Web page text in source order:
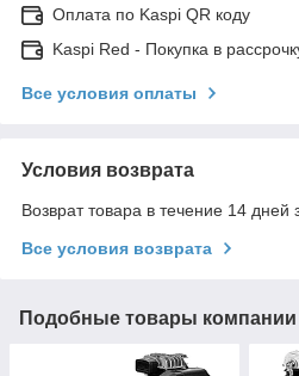
Оплата по Kaspi QR коду
Kaspi Red - Покупка в
Все условия оплаты
Условия возврата
Возврат товара в течение 14 дней
Все условия возврата
Подобные товары компании